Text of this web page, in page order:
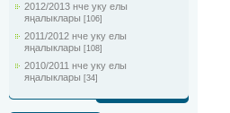
2012/2013 нче уку елы
яңалыклары [106]
2011/2012 нче уку елы
яңалыклары [108]
2010/2011 нче уку елы
яңалыклары [34]